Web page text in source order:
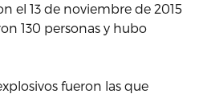
el 13 de noviembre de 2015
130 personas y hubo
fueron las que